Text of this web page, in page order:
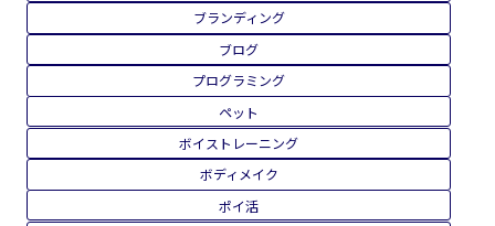
ブランディング
ブログ
プログラミング
ペット
ボイストレーニング
ボディメイク
ポイ活